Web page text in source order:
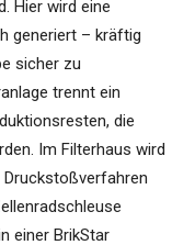
Hier wird eine
generiert – kräftig
sicher zu
trennt ein
die
Im Filterhaus wird
einer BrikStar